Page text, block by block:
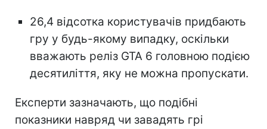
26,4 відсотка користувачів придбають
гру у будь-якому випадку, оскільки
вважають реліз GTA 6 головною подією
десятиліття, яку не можна пропускати.
Експерти зазначають, що подібні
показники навряд чи завадять грі